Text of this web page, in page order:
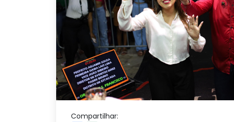
Compartilhar: